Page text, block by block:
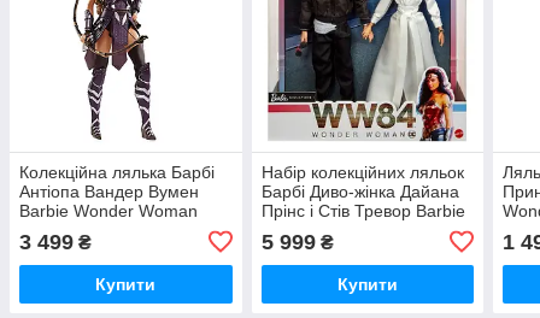
Колекційна лялька Барбі
Антіопа Вандер Вумен
Barbie Wonder Woman
3 499 ₴
Купити
Набір колекційних ляльок
Барбі Диво-жінка Дайана
Прінс і Стів Тревор Barbie
Prince
5 999₴
Купити
1